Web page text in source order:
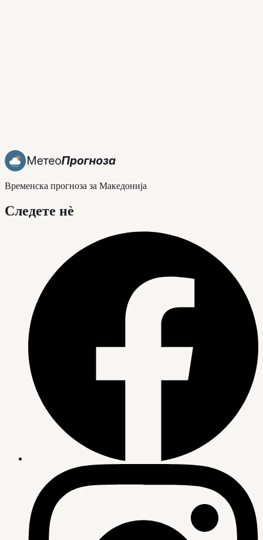
Временска прогноза за Македонија
Следете нè